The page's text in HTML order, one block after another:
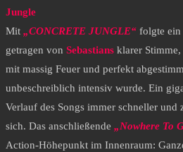
Jungle
​Mit „CONCRETE JUNGLE“ folgte ein
getragen von Sebastians klarer Stimme,
mit massig Feuer und perfekt
unbeschreiblich intensiv wurde. Ein
Verlauf des Songs immer schneller
sich. Das anschließende „Nowhere To
Action-Höhepunkt im Innenraum: